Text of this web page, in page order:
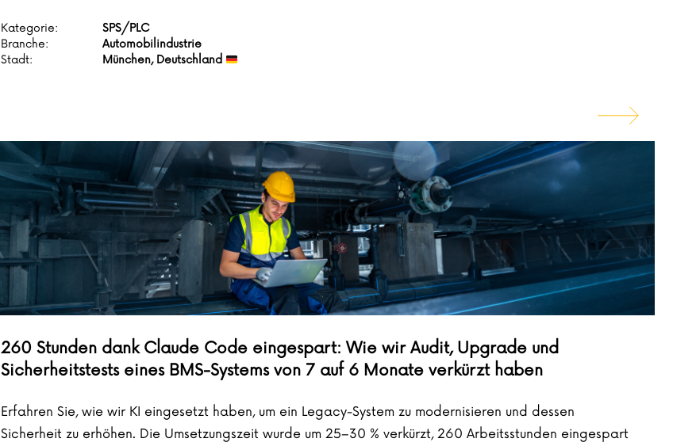
Kategorie:
SPS/PLC
Branche:
Automobilindustrie
Stadt:
München, Deutschland
260 Stunden dank Claude Code eingespart: Wie wir Audit, Upgrade und
Sicherheitstests eines BMS-Systems von 7 auf 6 Monate verkürzt haben
Erfahren Sie, wie wir KI eingesetzt haben, um ein Legacy-System zu modernisieren und dessen
Sicherheit zu erhöhen. Die Umsetzungszeit wurde um 25–30 % verkürzt, 260 Arbeitsstunden eingespart